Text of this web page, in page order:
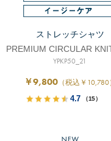
ストレッチシャツ
YPKP50_21
￥9,800（税込￥10,780
4.7 （15）